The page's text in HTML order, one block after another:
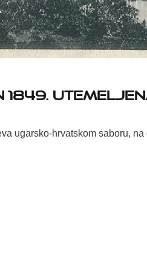
1849.
ugarsko-hrvatskom saboru,